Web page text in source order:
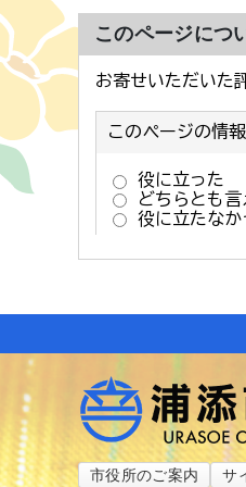
このページにつ
市役所のご案内 サ